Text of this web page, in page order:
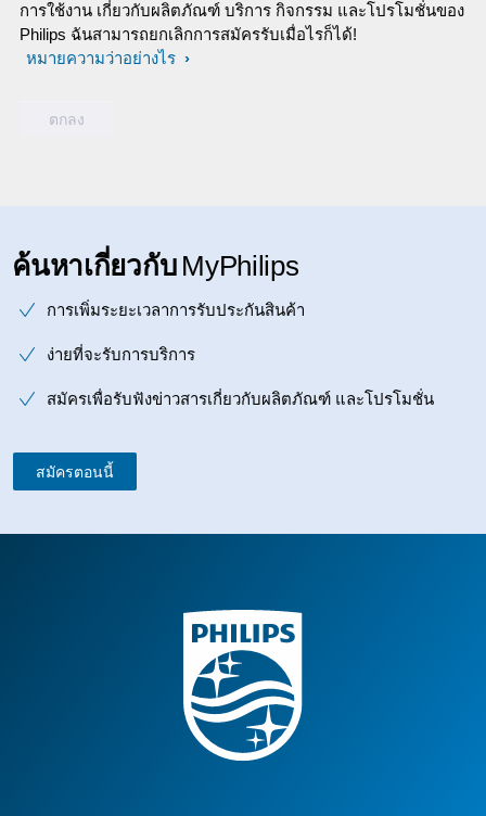
การใช้งาน เกี่ยวกับผลิตภัณฑ์ บริการ กิจกรรม และโปรโมชั่นของ
Philips ฉันสามารถยกเลิกการสมัครรับเมื่อไรก็ได้!
หมายความว่าอย่างไร
ค้นหาเกี่ยวกับ MyPhilips
การเพิ่มระยะเวลาการรับประกันสินค้า
ง่ายที่จะรับการบริการ
สมัครเพื่อรับฟังข่าวสารเกี่ยวกับผลิตภัณฑ์ และโปรโมชั่น
สมัครตอนนี้